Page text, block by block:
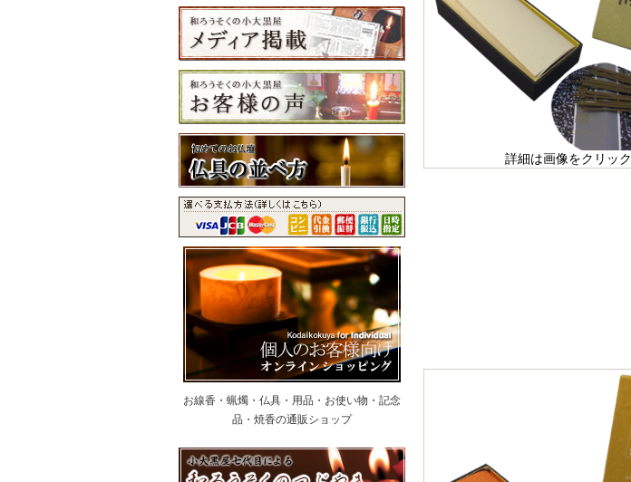
お線香・蝋燭・仏具・用品・お使い物・記念
品・焼香の通販ショップ
詳細は画像をクリック